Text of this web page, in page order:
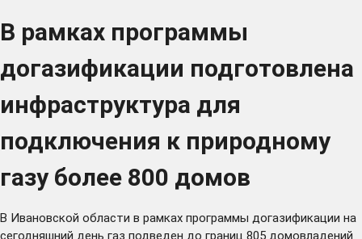
В рамках программы
догазификации подготовлена
инфраструктура для
подключения к природному
газу более 800 домов
В Ивановской области в рамках программы догазификации на
сегодняшний день газ подведен до границ 805 домовладений